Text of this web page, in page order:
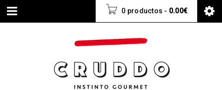
0 productos - 0.00€